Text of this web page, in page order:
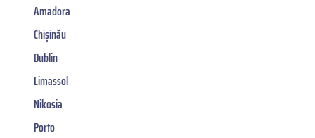
Amadora
Chișinău
Dublin
Limassol
Nikosia
Porto